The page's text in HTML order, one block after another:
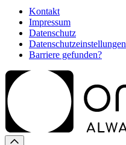
Kontakt
Impressum
Datenschutz
Datenschutzeinstellungen
Barriere gefunden?